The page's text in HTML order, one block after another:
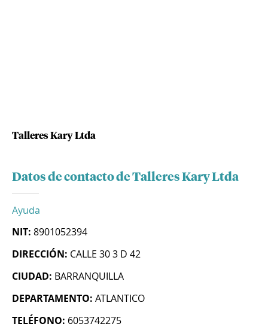
Talleres Kary Ltda
Datos de contacto de Talleres Kary Ltda
Ayuda
NIT: 8901052394
DIRECCIÓN: CALLE 30 3 D 42
CIUDAD: BARRANQUILLA
DEPARTAMENTO: ATLANTICO
TELÉFONO: 6053742275